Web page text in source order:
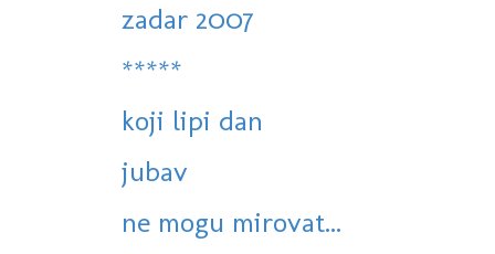
zadar 2007
*****
koji lipi dan
jubav
ne mogu mirovat...